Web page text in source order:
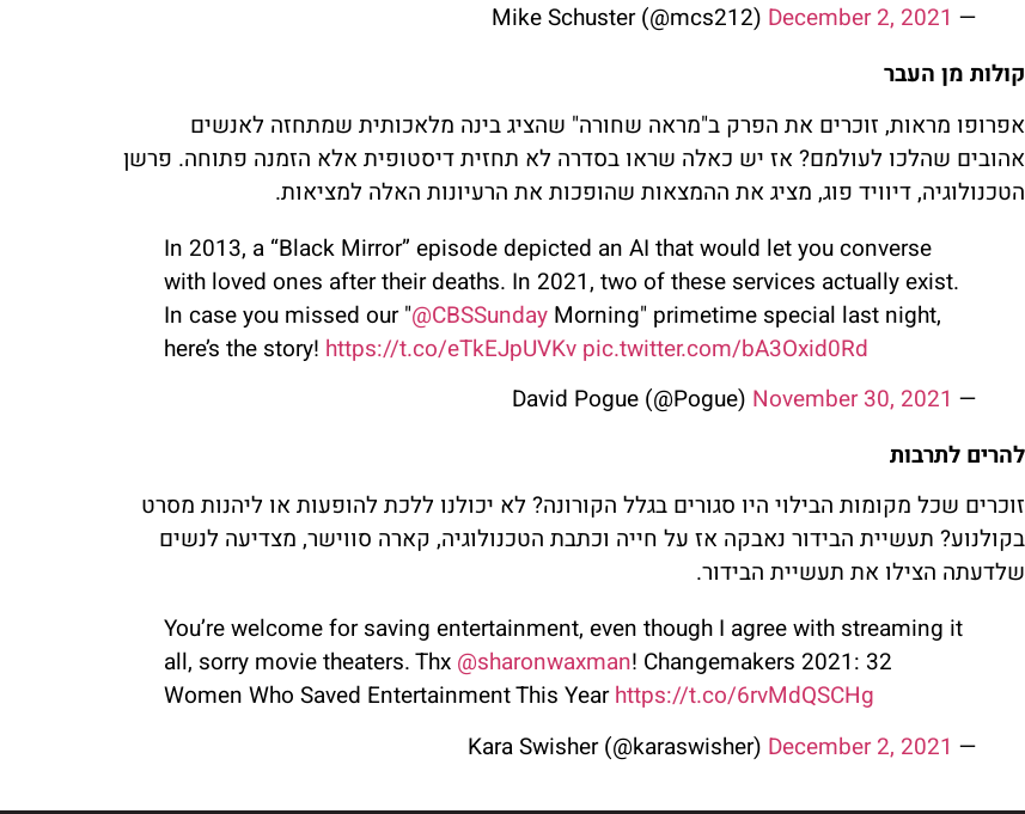
— Mike Schuster (@mcs212)
December 2, 2021
קולות מן העבר
אפרופו מראות, זוכרים את הפרק ב"מראה שחורה" שהציג בינה מלאכותית שמתחזה לאנשים
אהובים שהלכו לעולמם? אז יש כאלה שראו בסדרה לא תחזית דיסטופית אלא הזמנה פתוחה. פרשן
הטכנולוגיה, דיוויד פוג, מציג את ההמצאות שהופכות את הרעיונות האלה למציאות.
In 2013, a “Black Mirror” episode depicted an AI that would let you converse
with loved ones after their deaths. In 2021, two of these services actually exist.
In case you missed our "@CBSSunday Morning" primetime special last night,
here’s the story! https://t.co/eTkEJpUVKv pic.twitter.com/bA3Oxid0Rd
— David Pogue (@Pogue)
November 30, 2021
להרים לתרבות
זוכרים שכל מקומות הבילוי היו סגורים בגלל הקורונה? לא יכולנו ללכת להופעות או ליהנות מסרט
בקולנוע? תעשיית הבידור נאבקה אז על חייה וכתבת הטכנולוגיה, קארה סווישר, מצדיעה לנשים
שלדעתה הצילו את תעשיית הבידור.
You’re welcome for saving entertainment, even though I agree with streaming it
all, sorry movie theaters. Thx ⁦ @sharonwaxman⁩! Changemakers 2021: 32
Women Who Saved Entertainment This Yearhttps://t.co/6rvMdQSCHg
— Kara Swisher (@karaswisher)
December 2, 2021